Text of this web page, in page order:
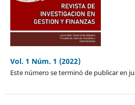
Vol. 1 Núm. 1 (2022)
Este número se terminó de publicar en